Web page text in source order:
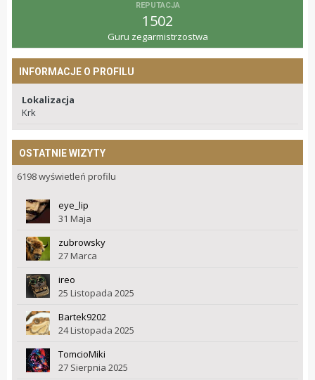
REPUTACJA
1502
Guru zegarmistrzostwa
INFORMACJE O PROFILU
Lokalizacja
Krk
OSTATNIE WIZYTY
6198 wyświetleń profilu
eye_lip
31 Maja
zubrowsky
27 Marca
ireo
25 Listopada 2025
Bartek9202
24 Listopada 2025
TomcioMiki
27 Sierpnia 2025